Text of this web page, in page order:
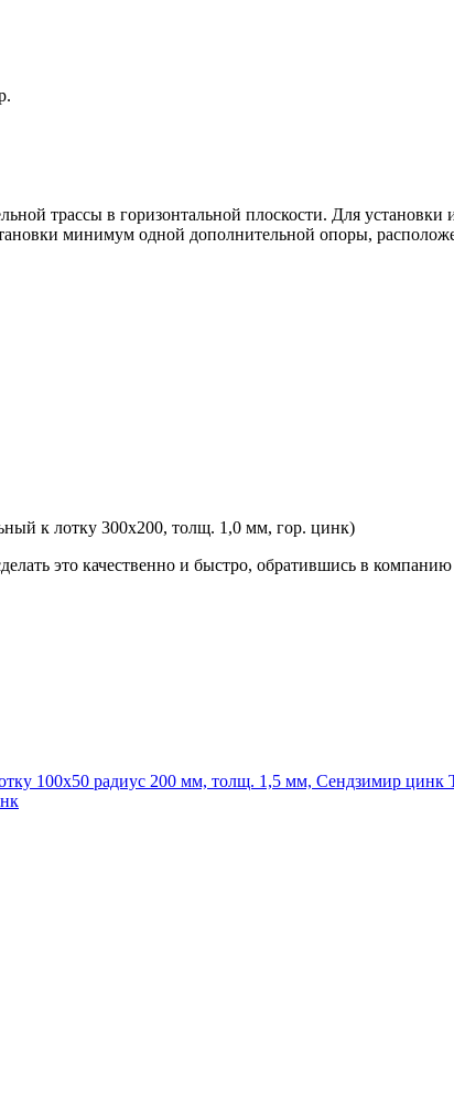
трассы в горизонтальной плоскости. Для
минимум одной дополнительной опоры,
к лотку 300х200, толщ. 1,0 мм, гор. цинк)
это качественно и быстро, обратившись в